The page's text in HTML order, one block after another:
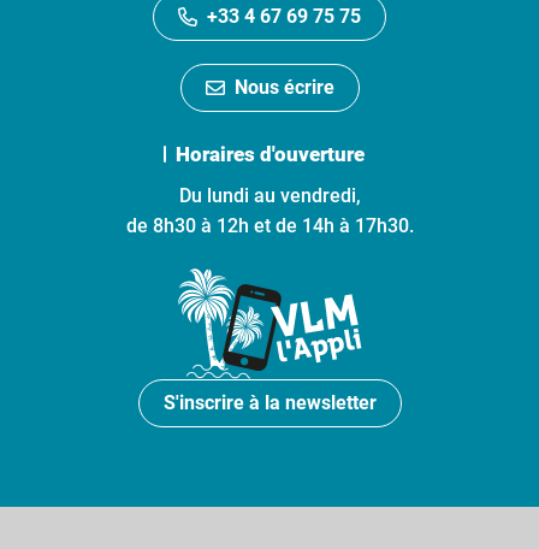
+33 4 67 69 75 75
Nous écrire
Horaires d'ouverture
Du lundi au vendredi,
de 8h30 à 12h et de 14h à 17h30.
S'inscrire à la newsletter